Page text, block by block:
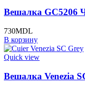
Вешалка GC5206
730MDL
В корзину
Quick view
Вешалка Venezia